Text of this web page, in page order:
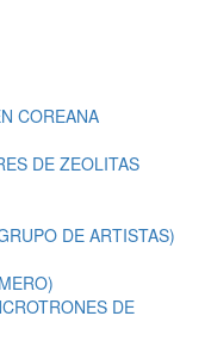
COREANA
DE ZEOLITAS
DE ARTISTAS)
DE